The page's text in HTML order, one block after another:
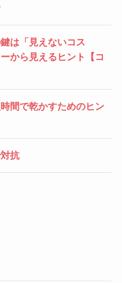
は「見えないコス
から見えるヒント【コ
間で乾かすためのヒン
抗